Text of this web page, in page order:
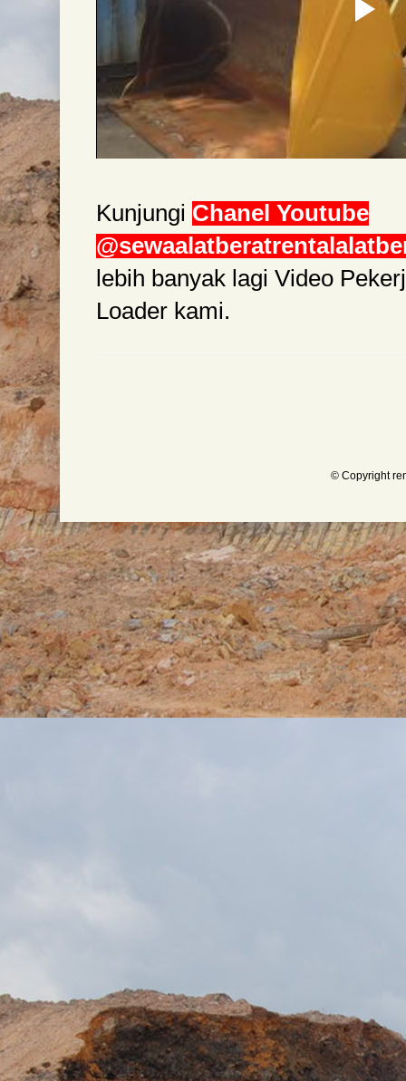
Kunjungi Chanel Youtube
lebih banyak lagi Video
Loader kami.
© Copyright